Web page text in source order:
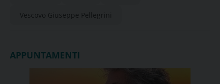
Vescovo Giuseppe Pellegrini
APPUNTAMENTI